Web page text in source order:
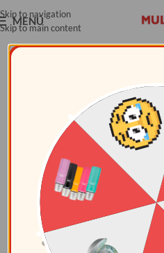
Skip to navigation
Skip to main content
MENÚ